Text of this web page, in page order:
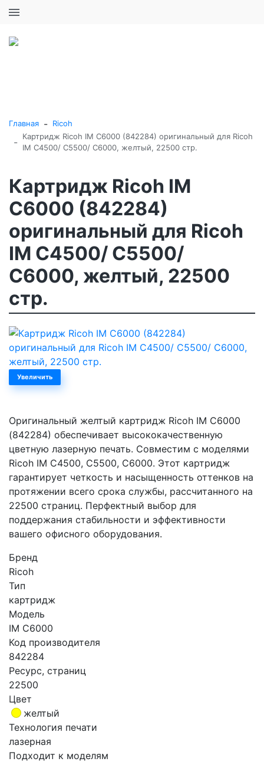
Главная - Ricoh
-
Картридж Ricoh IM C6000 (842284) оригинальный для Ricoh
IM C4500/ C5500/ C6000, желтый, 22500 стр.
Картридж Ricoh IM
C6000 (842284)
оригинальный для Ricoh
IM C4500/ C5500/
C6000, желтый, 22500
стр.
Увеличить
Оригинальный желтый картридж Ricoh IM C6000
(842284) обеспечивает высококачественную
цветную лазерную печать. Совместим с моделями
Ricoh IM C4500, C5500, C6000. Этот картридж
гарантирует четкость и насыщенность оттенков на
протяжении всего срока службы, рассчитанного на
22500 страниц. Перфектный выбор для
поддержания стабильности и эффективности
вашего офисного оборудования.
Бренд
Ricoh
Тип
картридж
Модель
IM C6000
Код производителя
842284
Ресурс, страниц
22500
Цвет
желтый
Технология печати
лазерная
Подходит к моделям